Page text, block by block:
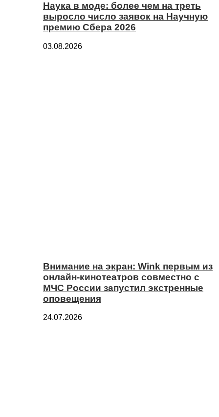
Наука в моде: более чем на треть
выросло число заявок на Научную
премию Сбера 2026
03.08.2026
Внимание на экран: Wink первым из
онлайн-кинотеатров совместно с
МЧС России запустил экстренные
оповещения
24.07.2026